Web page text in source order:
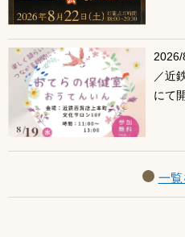
2026/
／近
にて
一覧